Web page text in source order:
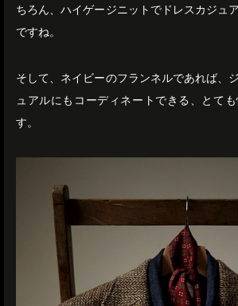
ちろん、ハイゲージニットでドレスカジュ
ですね。
そして、ネイビーのフランネルであれば、
ュアルにもコーディネートできる、とて
す。